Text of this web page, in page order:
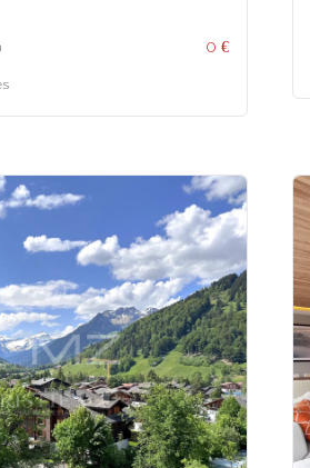
0 €